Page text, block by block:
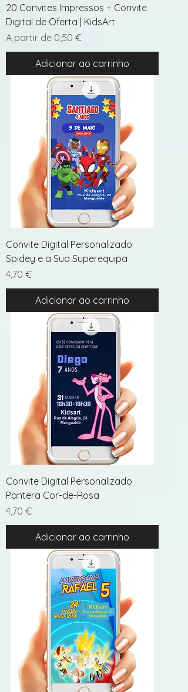
20 Convites Impressos + Convite
Digital de Oferta | KidsArt
A partir de 0,50 €
Preço promocional
Adicionar ao carrinho
Convite Digital Personalizado
Spidey e a Sua Superequipa
Preço
4,70 €
Adicionar ao carrinho
Convite Digital Personalizado
Pantera Cor-de-Rosa
Preço
4,70 €
Adicionar ao carrinho